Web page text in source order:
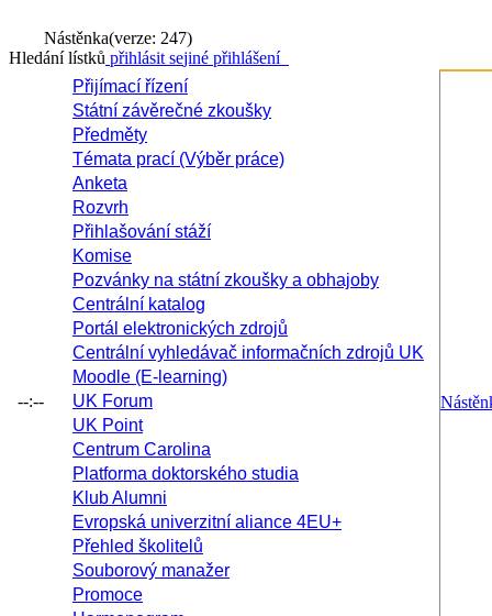
Nástěnka(verze: 247)
Hledání lístků přihlásit sejiné přihlášení
--:--
Přijímací řízení
Státní závěrečné zkoušky
Předměty
Témata prací (Výběr práce)
Anketa
Rozvrh
Přihlašování stáží
Komise
Pozvánky na státní zkoušky a obhajoby
Centrální katalog
Portál elektronických zdrojů
Centrální vyhledávač informačních zdrojů UK
Moodle (E-learning)
UK Forum
UK Point
Centrum Carolina
Platforma doktorského studia
Klub Alumni
Evropská univerzitní aliance 4EU+
Přehled školitelů
Souborový manažer
Promoce